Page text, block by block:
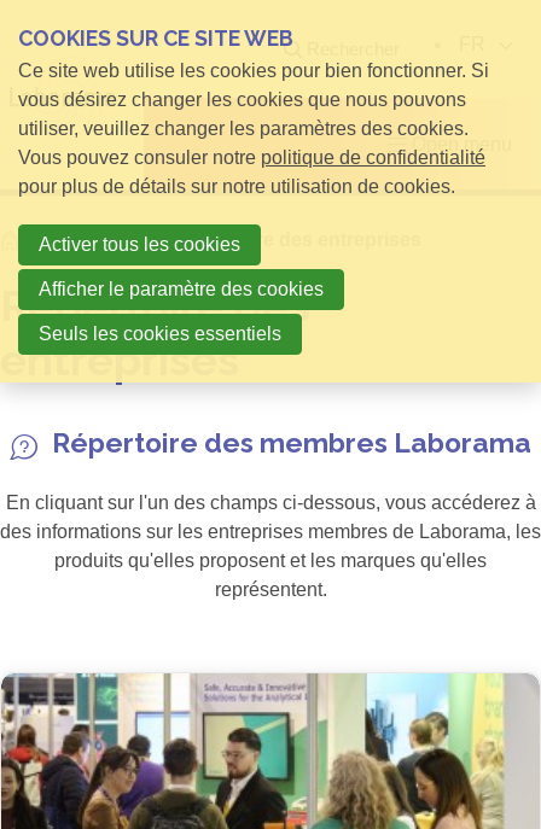
Open menu
HomeMembres Répertoire des entreprises
Répertoire des
entreprises
Répertoire des membres Laborama
En cliquant sur l'un des champs ci-dessous, vous accéderez à
des informations sur les entreprises membres de Laborama, les
produits qu'elles proposent et les marques qu'elles
représentent.
COOKIES SUR CE SITE WEB
Ce site web utilise les cookies pour bien fonctionner. Si
vous désirez changer les cookies que nous pouvons
utiliser, veuillez changer les paramètres des cookies.
Vous pouvez consuler notre politique de confidentialité
pour plus de détails sur notre utilisation de cookies.
Activer tous les cookies
Afficher le paramètre des cookies
Seuls les cookies essentiels